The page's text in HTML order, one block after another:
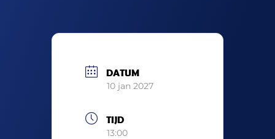
DATUM
10 jan 2027
TIJD
13:00